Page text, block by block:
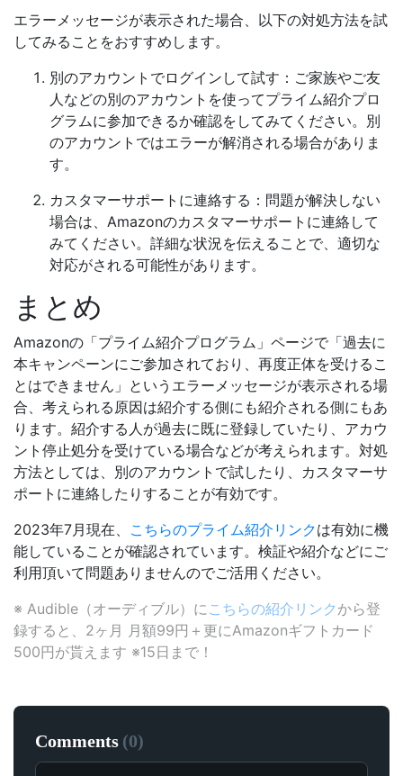
エラーメッセージが表示された場合、以下の対処方法を試
してみることをおすすめします。
別のアカウントでログインして試す：ご家族やご友
人などの別のアカウントを使ってプライム紹介プロ
グラムに参加できるか確認をしてみてください。別
のアカウントではエラーが解消される場合がありま
す。
カスタマーサポートに連絡する：問題が解決しない
場合は、Amazonのカスタマーサポートに連絡して
みてください。詳細な状況を伝えることで、適切な
対応がされる可能性があります。
まとめ
Amazonの「プライム紹介プログラム」ページで「過去に
本キャンペーンにご参加されており、再度正体を受けるこ
とはできません」というエラーメッセージが表示される場
合、考えられる原因は紹介する側にも紹介される側にもあ
ります。紹介する人が過去に既に登録していたり、アカウ
ント停止処分を受けている場合などが考えられます。対処
方法としては、別のアカウントで試したり、カスタマーサ
ポートに連絡したりすることが有効です。
2023年7月現在、 こちらのプライム紹介リンクは有効に機
能していることが確認されています。検証や紹介などにご
利用頂いて問題ありませんのでご活用ください。
※ Audible（オーディブル）にこちらの紹介リンク から登
録すると、2ヶ月 月額99円＋更にAmazonギフトカード
500円が貰えます ※15日まで！
Comments (0)